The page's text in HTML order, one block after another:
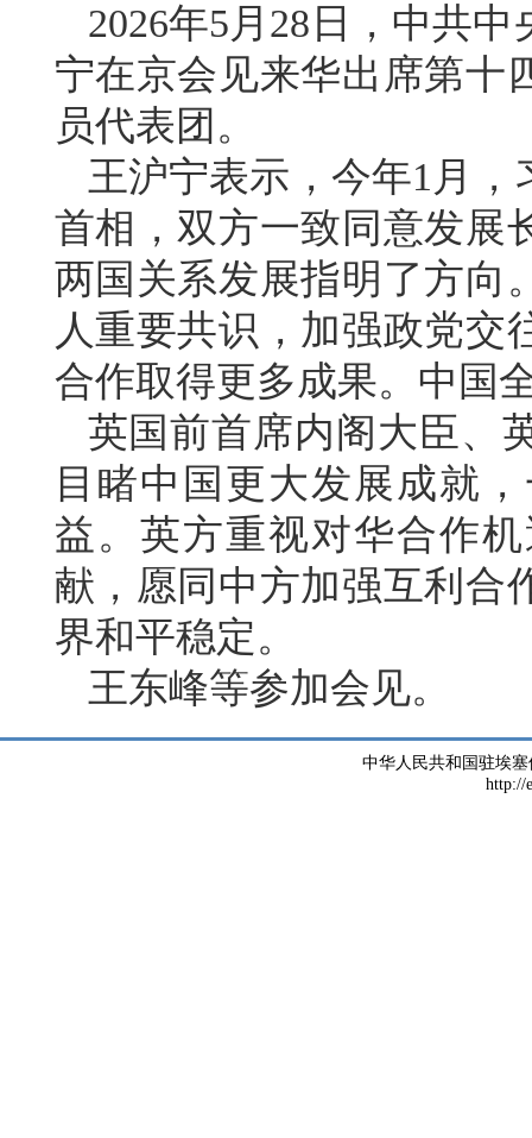
2026年5月28日，中共
宁在京会见来华出席第十
员代表团。
王沪宁表示，今年1月
首相，双方一致同意发展
两国关系发展指明了方向
人重要共识，加强政党交
合作取得更多成果。中国
英国前首席内阁大臣、
目睹中国更大发展成就
益。英方重视对华合作
献，愿同中方加强互利合
界和平稳定。
王东峰等参加会见。
中华人民共和国驻埃
http://